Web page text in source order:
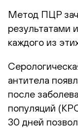
Метод ПЦР
результатами
каждого из
антитела
после
популяций
30 дней